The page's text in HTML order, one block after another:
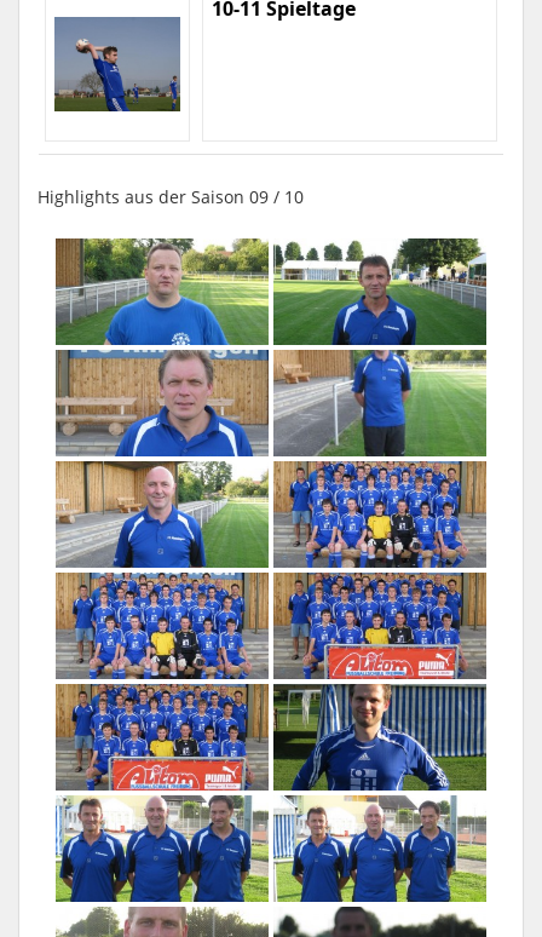
10-11 Spieltage
Highlights aus der Saison 09 / 10